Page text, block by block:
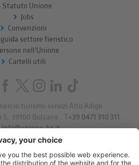
Statuto Unione
Jobs
Convenzioni
settore fieristico
nell'Unione
Cartelli utili
turismo servizi Alto Adige
5
39100 Bolzano . T+39 0471 310 311 .
info@unione-bz.it
Impressum
Privacy